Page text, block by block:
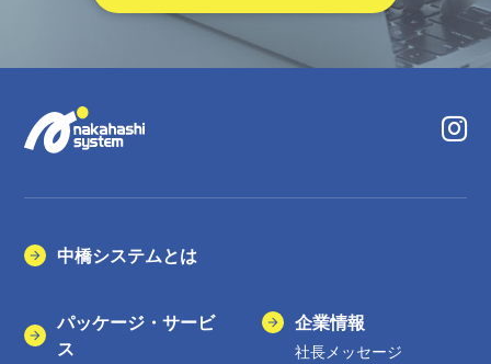
中橋システムとは
パッケージ・サービ
ス
企業情報
社長メッセージ